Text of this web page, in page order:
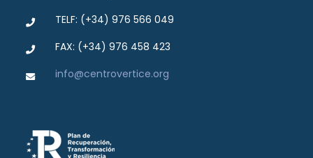
TELF: (+34) 976 566 049
FAX: (+34) 976 458 423
info@centrovertice.org